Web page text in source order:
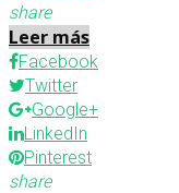
share
Leer más
Facebook
Twitter
Google+
LinkedIn
Pinterest
share